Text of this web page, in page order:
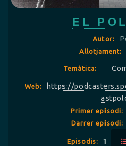
EL
Autor:
Allotjament:
Temàtica:
Web:
https://
Primer episodi:
Darrer episodi:
Episodis: 1